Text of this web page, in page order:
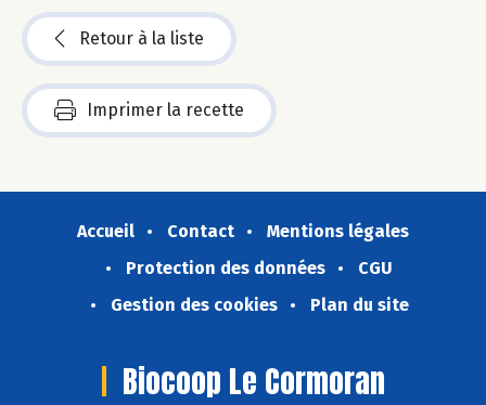
Retour à la liste
Imprimer la recette
Accueil Contact
Mentions légales
Protection des données
CGU
Gestion des cookies
Plan du site
Biocoop Le Cormoran